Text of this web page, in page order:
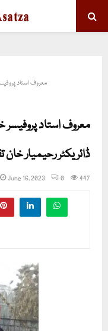
معروف استاد
معروف استاد پروفیسر
ڈائریکٹر رحیمیار خان
June 16, 2023 0 447